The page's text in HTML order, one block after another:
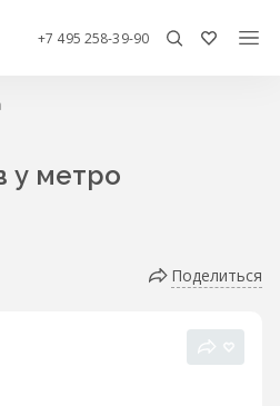
+7 495 258-39-90
у метро
Поделиться